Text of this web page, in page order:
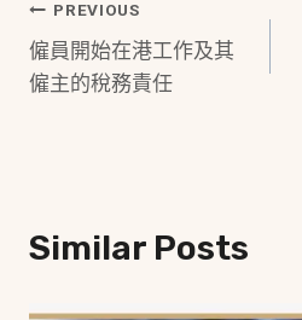
Post
Navigation
PREVIOUS
僱員開始在港工作及其
僱主的稅務責任
Similar Posts